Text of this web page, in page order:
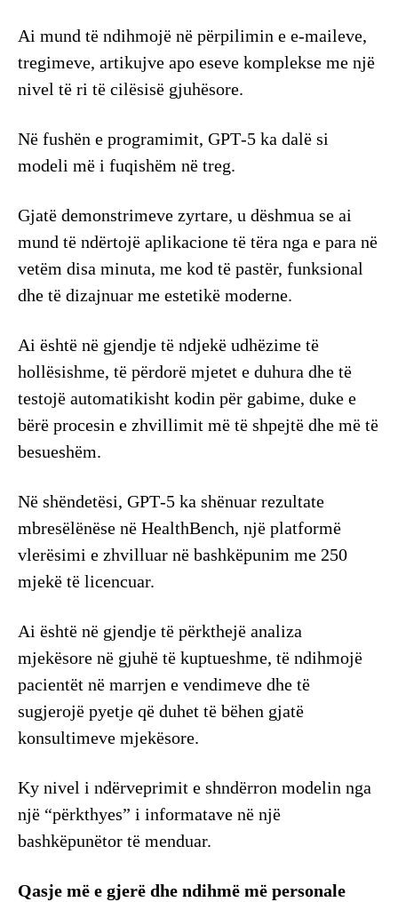
Ai mund të ndihmojë në përpilimin e e‑maileve,
tregimeve, artikujve apo eseve komplekse me një
nivel të ri të cilësisë gjuhësore.
Në fushën e programimit, GPT‑5 ka dalë si
modeli më i fuqishëm në treg.
Gjatë demonstrimeve zyrtare, u dëshmua se ai
mund të ndërtojë aplikacione të tëra nga e para në
vetëm disa minuta, me kod të pastër, funksional
dhe të dizajnuar me estetikë moderne.
Ai është në gjendje të ndjekë udhëzime të
hollësishme, të përdorë mjetet e duhura dhe të
testojë automatikisht kodin për gabime, duke e
bërë procesin e zhvillimit më të shpejtë dhe më të
besueshëm.
Në shëndetësi, GPT‑5 ka shënuar rezultate
mbresëlënëse në HealthBench, një platformë
vlerësimi e zhvilluar në bashkëpunim me 250
mjekë të licencuar.
Ai është në gjendje të përkthejë analiza
mjekësore në gjuhë të kuptueshme, të ndihmojë
pacientët në marrjen e vendimeve dhe të
sugjerojë pyetje që duhet të bëhen gjatë
konsultimeve mjekësore.
Ky nivel i ndërveprimit e shndërron modelin nga
një “përkthyes” i informatave në një
bashkëpunëtor të menduar.
Qasje më e gjerë dhe ndihmë më personale